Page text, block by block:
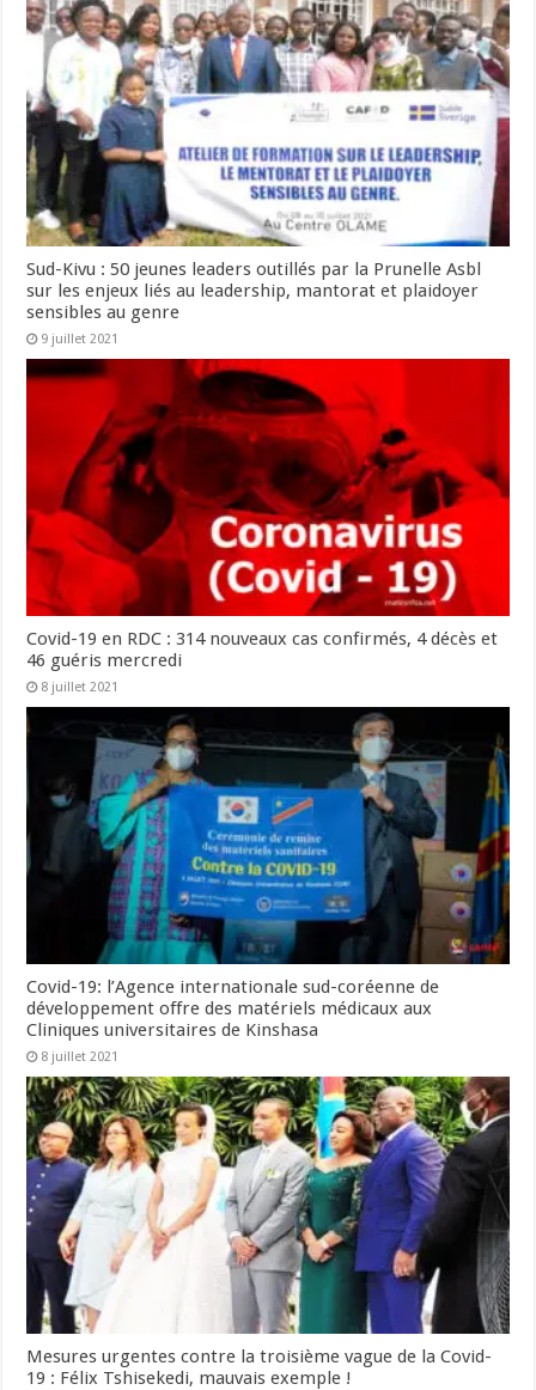
Sud-Kivu : 50 jeunes leaders outillés par la Prunelle Asbl
sur les enjeux liés au leadership, mantorat et plaidoyer
sensibles au genre
9 juillet 2021
Covid-19 en RDC : 314 nouveaux cas confirmés, 4 décès et
46 guéris mercredi
8 juillet 2021
Covid-19: l’Agence internationale sud-coréenne de
développement offre des matériels médicaux aux
Cliniques universitaires de Kinshasa
8 juillet 2021
Mesures urgentes contre la troisième vague de la Covid-
19 : Félix Tshisekedi, mauvais exemple !